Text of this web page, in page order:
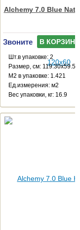
Alchemy 7.0 Blue
Звоните В КОРЗИНУ
Шт.в упаковке: 2
Размер, см: 119.30x59.55
М2 в упаковке: 1.421
Ед.измерения: м2
Веc упаковки, кг: 16.9